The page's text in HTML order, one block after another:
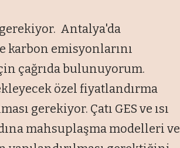
gerekiyor. Antalya'da
karbon emisyonlarını
çağrıda bulunuyorum.
özel fiyatlandırma
gerekiyor. Çatı GES ve ısı
mahsuplaşma modelleri ve